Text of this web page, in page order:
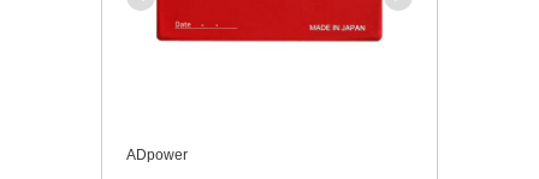
ADpower